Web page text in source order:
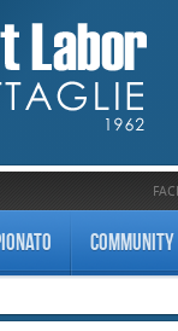
COMMUNITY